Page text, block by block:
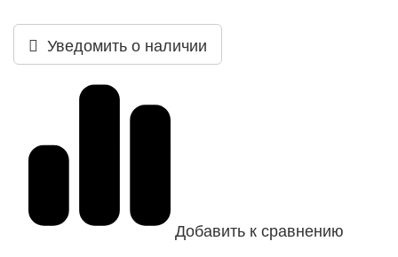
Уведомить о наличии
Добавить к сравнению